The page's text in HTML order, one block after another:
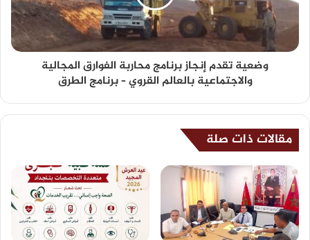
وضعية تقدم إنجاز برنامج محاربة الفوارق المجالية
والاجتماعية بالعالم القروي – برنامج الطرق
مقالات ذات صلة